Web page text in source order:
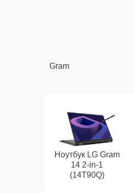
Gram
Ноутбук LG Gram
14 2-in-1
(14T90Q)